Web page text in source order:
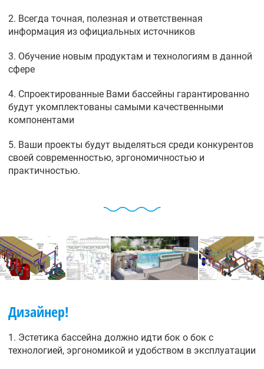
2. Всегда точная, полезная и ответственная
информация из официальных источников
3. Обучение новым продуктам и технологиям в данной
сфере
4. Спроектированные Вами бассейны гарантированно
будут укомплектованы самыми качественными
компонентами
5. Ваши проекты будут выделяться среди конкурентов
своей современностью, эргономичностью и
практичностью.
Дизайнер!
1. Эстетика бассейна должно идти бок о бок с
технологией, эргономикой и удобством в эксплуатации